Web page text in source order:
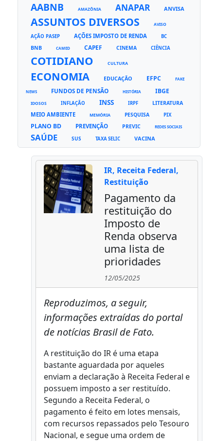
AABNB AMAZÔNIA ANAPAR ANVISA
ASSUNTOS DIVERSOS AVISO
AÇÃO PASEP AÇÕES IMPOSTO DE RENDA BC
BNB CAMED CAPEF CINEMA CIÊNCIA
COTIDIANO CULTURA
ECONOMIA EDUCAÇÃO EFPC FAKE
NEWS FUNDOS DE PENSÃO HISTÓRIA IBGE
IDOSOS INFLAÇÃO INSS IRPF LITERATURA
MEIO AMBIENTE MEMÓRIA PESQUISA PIX
PLANO BD PREVENÇÃO PREVIC REDES SOCIAIS
SAÚDE SUS TAXA SELIC VACINA
IR, Receita Federal,
Restituição
Pagamento da
restituição do
Imposto de
Renda observa
uma lista de
prioridades
12/05/2025
Reproduzimos, a seguir,
informações extraídas do portal
de notícias Brasil de Fato.
A restituição do IR é uma etapa
bastante aguardada por aqueles
enviam a declaração à Receita Federal e
possuem imposto a ser restituído.
Segundo a Receita Federal, o
pagamento é feito em lotes mensais,
com recursos repassados pelo Tesouro
Nacional, e segue uma ordem de